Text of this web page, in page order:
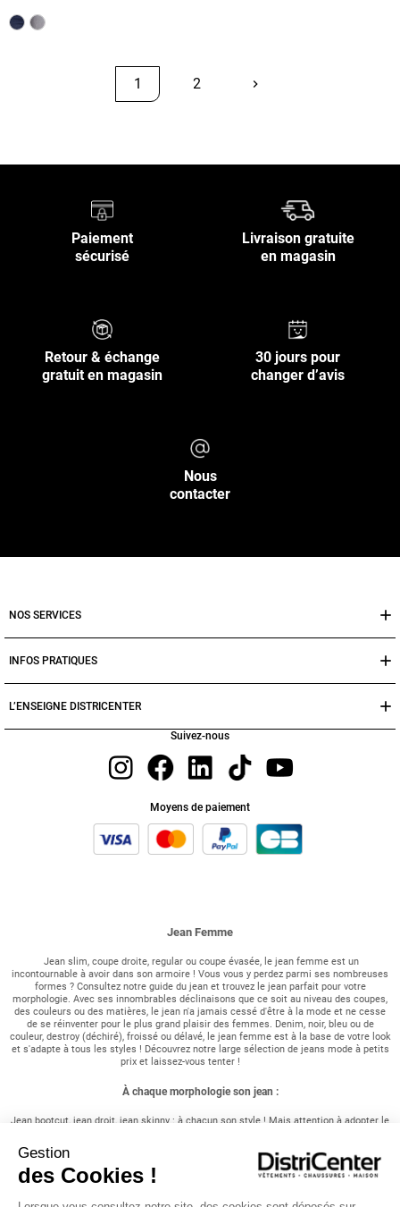
Gestion
des Cookies !
Jean Femme
Jean slim, coupe droite, regular ou coupe évasée, le jean femme est un
incontournable à avoir dans son armoire ! Vous vous y perdez parmi ses nombreuses
formes ? Consultez notre guide du jean et trouvez le jean parfait pour votre
morphologie. Avec ses innombrables déclinaisons que ce soit au niveau des coupes,
des couleurs ou des matières, le jean n'a jamais cessé d'être à la mode et ne cesse
de se réinventer pour le plus grand plaisir des femmes. Denim, noir, bleu ou de
couleur, destroy (déchiré), froissé ou délavé, le jean femme est à la base de votre look
et s'adapte à tous les styles ! Découvrez notre large sélection de jeans mode à petits
prix et laissez-vous tenter !
À chaque morphologie son jean :
Jean bootcut, jean droit, jean skinny : à chacun son style ! Mais attention à adopter le
jambes, choisissez le super skinny, très moulant. Si vous voulez au contraire atténuer
vos rondeurs, optez alors pour un jean droit ou regular moins moulant.
1 2 keyboard_arrow_rightSuivant
Paiement
sécurisé
Livraison gratuite
en magasin
Retour & échange
gratuit en magasin
30 jours pour
changer d’avis
Nous
contacter
NOS SERVICES
INFOS PRATIQUES
L’ENSEIGNE DISTRICENTER
Suivez-nous
Moyens de paiement